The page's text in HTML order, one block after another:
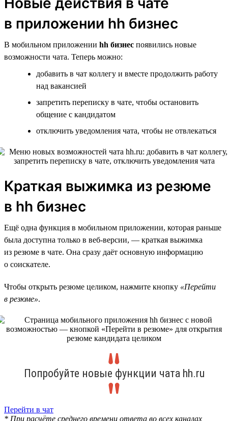
в приложении hh бизнес
В мобильном приложении hh бизнес появились новые
возможности чата. Теперь можно:
добавить в чат коллегу и вместе продолжить работу
над вакансией
запретить переписку в чате, чтобы остановить
общение с кандидатом
отключить уведомления чата, чтобы не отвлекаться
Краткая выжимка из резюме
в hh бизнес
Ещё одна функция в мобильном приложении, которая раньше
была доступна только в веб-версии, — краткая выжимка
из резюме в чате. Она сразу даёт основную информацию
о соискателе.
Чтобы открыть резюме целиком, нажмите кнопку «Перейти
в резюме».
Попробуйте новые функции чата hh.ru
Перейти в чат
* При расчёте среднего времени ответа во всех каналах